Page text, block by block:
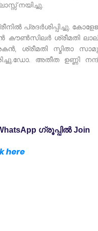
നയിച്ചു.
പ്രദർശിപ്പിച്ചു.
കൗൺസിലർ ശ്രീമതി
ശ്രീമതി സ്മിതാ
അതീത ഉണ്ണി
ഗ്രൂപ്പിൽ Join
here